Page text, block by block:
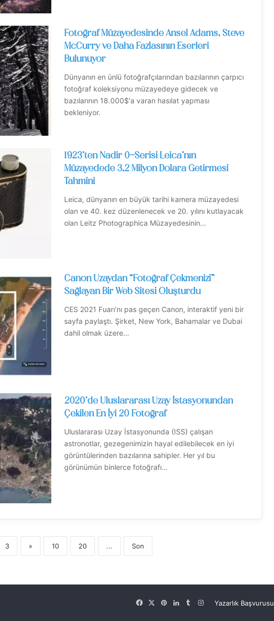
Fotoğraf Müzayedesinde Ansel Adams, Steve
McCurry ve Daha Fazlasının Eserleri
Bulunuyor
Dünyanın en ünlü fotoğrafçılarından bazılarının çarpıcı
fotoğraf koleksiyonu müzayedeye gidecek ve
bazılarının 18.000$'a varan hasılat yapması
bekleniyor.
1923’ten Nadir 0-Serisi Leica’nın
Müzayedede 3,2 Milyon Dolara Getirmesi
Tahmini
Leica, dünyanın en büyük tarihi kamera müzayedesi
olan ve 40. kez düzenlenecek ve 20. yılını kutlayacak
olan Leitz Photographica Müzayedesinin…
Canon Uzaydan “Fotoğraf Çekmenizi”
Sağlayan Bir Web Sitesi Oluşturdu
CES 2021 Fuarı’nı pas geçen Canon, interaktif yeni bir
sayfa paylaştı. Şirket, New York, Bahamalar ve Dubai
dahil olmak üzere…
2020’de Uluslararası Uzay İstasyonundan
Çekilen En İyi 20 Fotoğraf
Uluslararası Uzay İstasyonunda (ISS) çalışan
astronotlar, gezegenimizin hayal edilebilecek en iyi
görüntülerinden bazılarına sahipler. Her yıl bu
görünümün binlerce fotoğrafı…
3 » 10 20 ... Son
Yazarlık Başvurusu
FacebookPinterestLinkedIn
TumblrInstagram